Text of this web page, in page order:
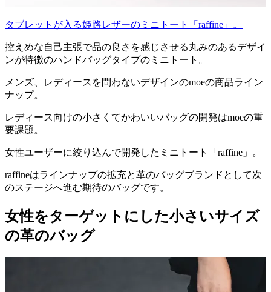
タブレットが入る姫路レザーのミニトート「raffine」。
控えめな自己主張で品の良さを感じさせる丸みのあるデザイ
ンが特徴のハンドバッグタイプのミニトート。
メンズ、レディースを問わないデザインのmoeの商品ライン
ナップ。
レディース向けの小さくてかわいいバッグの開発はmoeの重
要課題。
女性ユーザーに絞り込んで開発したミニトート「raffine」。
raffineはラインナップの拡充と革のバッグブランドとして次
のステージへ進む期待のバッグです。
女性をターゲットにした小さいサイズ
の革のバッグ